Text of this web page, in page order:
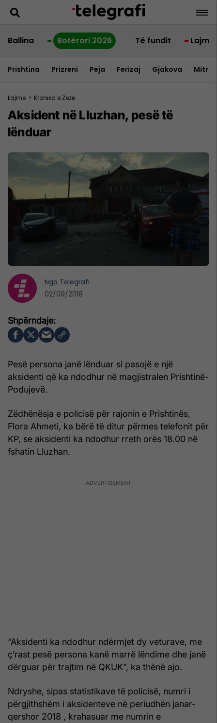
Ballina Botërori 2026 Të fundit Lajme
Prishtina Prizreni Peja Ferizaj Gjakova
Lajme > Kronika e Zezë
Aksident në Lluzhan, pesë të
lënduar
Pesë persona janë lënduar si pasojë e një
aksidenti që ka ndodhur në magjistralen Prishtinë-
Podujevë.
Zëdhënësja e policisë për rajonin e Prishtinës,
Flora Ahmeti, ka bërë të ditur përmes telefonit për
KP, se aksidenti ka ndodhur rreth orës 18.00 në
fshatin Lluzhan.
“Aksidenti ka ndodhur ndërmjet dy veturave, me
ç’rast pesë persona kanë marrë lëndime dhe janë
dërguar për trajtim në QKUK”, ka thënë ajo.
Ndryshe, sipas statistikave të policisë, numri i
përgjithshëm i aksidenteve në periudhën janar-
qershor 2018 , krahasuar me numrin e
Nga Telegrafi
02/09/2018